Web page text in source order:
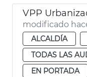
VPP
modificado
ALCALDÍA
TODAS LAS
EN PORTADA